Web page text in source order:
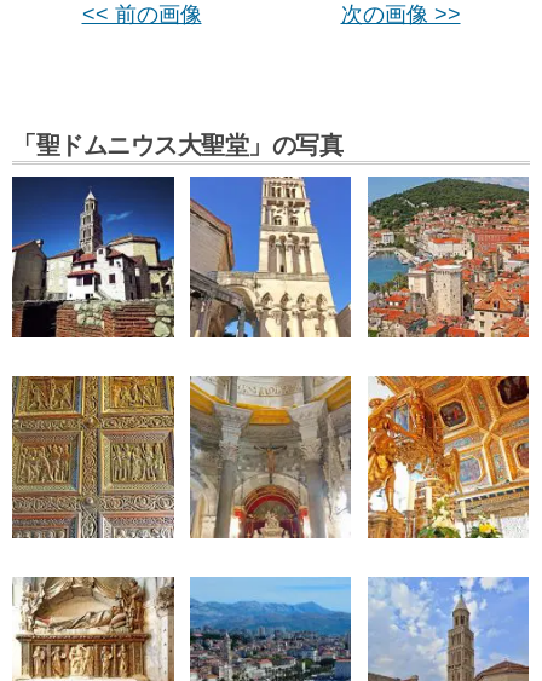
<< 前の画像 次の画像 >>
「聖ドムニウス大聖堂」の写真